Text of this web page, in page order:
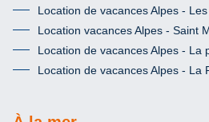
Location de vacances Alpes -
Location vacances Alpes - Saint
Location de vacances Alpes - La
Location de vacances Alpes - La